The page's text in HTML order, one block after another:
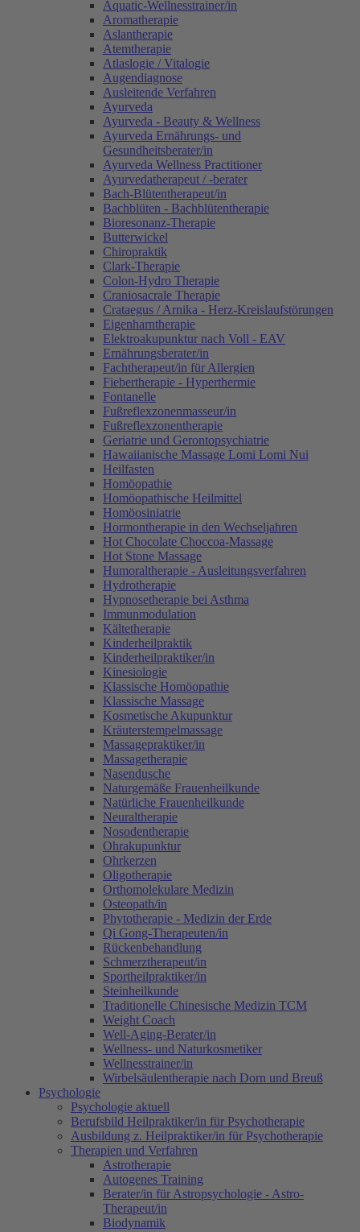
Aquatic-Wellnesstrainer/in
Aromatherapie
Aslantherapie
Atemtherapie
Atlaslogie / Vitalogie
Augendiagnose
Ausleitende Verfahren
Ayurveda
Ayurveda - Beauty & Wellness
Ayurveda Ernährungs- und
Gesundheitsberater/in
Ayurveda Wellness Practitioner
Ayurvedatherapeut / -berater
Bach-Blütentherapeut/in
Bachblüten - Bachblütentherapie
Bioresonanz-Therapie
Butterwickel
Chiropraktik
Clark-Therapie
Colon-Hydro Therapie
Craniosacrale Therapie
Crataegus / Arnika - Herz-Kreislaufstörungen
Eigenharntherapie
Elektroakupunktur nach Voll - EAV
Ernährungsberater/in
Fachtherapeut/in für Allergien
Fiebertherapie - Hyperthermie
Fontanelle
Fußreflexzonenmasseur/in
Fußreflexzonentherapie
Geriatrie und Gerontopsychiatrie
Hawaiianische Massage Lomi Lomi Nui
Heilfasten
Homöopathie
Homöopathische Heilmittel
Homöosiniatrie
Hormontherapie in den Wechseljahren
Hot Chocolate Choccoa-Massage
Hot Stone Massage
Humoraltherapie - Ausleitungsverfahren
Hydrotherapie
Hypnosetherapie bei Asthma
Immunmodulation
Kältetherapie
Kinderheilpraktik
Kinderheilpraktiker/in
Kinesiologie
Klassische Homöopathie
Klassische Massage
Kosmetische Akupunktur
Kräuterstempelmassage
Massagepraktiker/in
Massagetherapie
Nasendusche
Naturgemäße Frauenheilkunde
Natürliche Frauenheilkunde
Neuraltherapie
Nosodentherapie
Ohrakupunktur
Ohrkerzen
Oligotherapie
Orthomolekulare Medizin
Osteopath/in
Phytotherapie - Medizin der Erde
Qi Gong-Therapeuten/in
Rückenbehandlung
Schmerztherapeut/in
Sportheilpraktiker/in
Steinheilkunde
Traditionelle Chinesische Medizin TCM
Weight Coach
Well-Aging-Berater/in
Wellness- und Naturkosmetiker
Wellnesstrainer/in
Wirbelsäulentherapie nach Dorn und Breuß
Psychologie
Psychologie aktuell
Berufsbild Heilpraktiker/in für Psychotherapie
Ausbildung z. Heilpraktiker/in für Psychotherapie
Therapien und Verfahren
Astrotherapie
Autogenes Training
Berater/in für Astropsychologie - Astro-
Therapeut/in
Biodynamik